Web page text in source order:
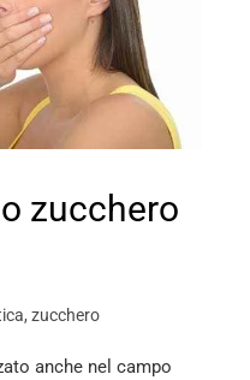
zucchero
, zucchero
anche nel campo